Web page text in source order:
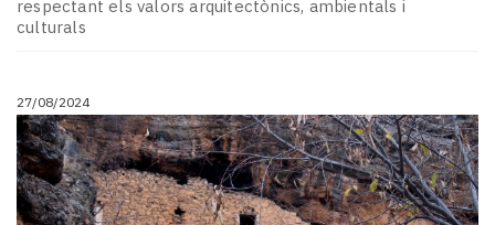
respectant els valors arquitectònics, ambientals i
culturals
27/08/2024